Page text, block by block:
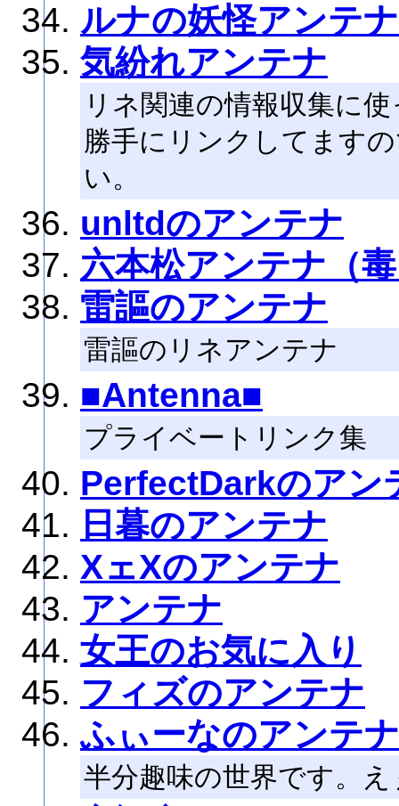
ルナの妖怪アンテナ
気紛れアンテナ
リネ関連の情報収集に
勝手にリンクしてます
い。
unltdのアンテナ
六本松アンテナ（
雷謳のアンテナ
雷謳のリネアンテナ
■Antenna■
プライベートリンク集
PerfectDarkのアン
日暮のアンテナ
XェXのアンテナ
アンテナ
女王のお気に入り
フィズのアンテナ
ふぃーなのアンテナ
半分趣味の世界です。